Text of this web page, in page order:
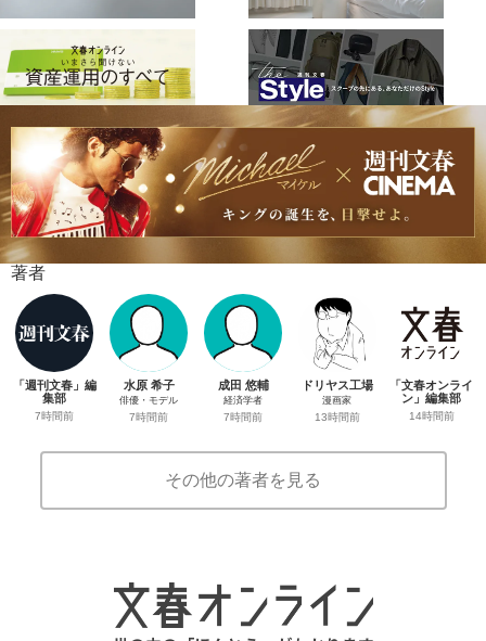
著者
「週刊文春」編
集部
7時間前
水原 希子
俳優・モデル
7時間前
成田 悠輔
経済学者
7時間前
ドリヤス工場
漫画家
13時間前
「文春オンライ
ン」編集部
14時間前
その他の著者を見る